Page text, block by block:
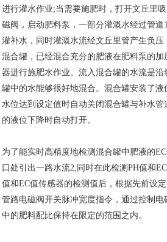
进行灌水作业;当需要施肥时，打开文丘里
磁阀，启动肥料泵，一部分灌溉水经过管道
灌补水，同时灌溉水流经文丘里管产生负压
混合罐，已经混合充分的肥液在肥料泵的
器进行施肥水作业。流入混合罐的水流是
罐中的水能够很好地混合。混合罐安装了
水位达到设定值时自动关闭混合罐与补水管
的液位下降时自动打开。
为了能实时高精度地检测混合罐中肥液的
口处引出一路水流2,同时在此检测PH值和
值和EC值传感器的检测值后，根据先前设
管路电磁阀开关脉冲宽度指令，通过控制
中的肥料配比保持在限定的范围之内。